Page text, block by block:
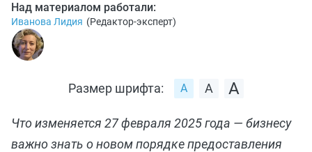
Над материалом работали:
Иванова Лидия (Редактор-эксперт)
Размер шрифта:
Что изменяется 27 февраля 2025 года — бизнесу
важно знать о новом порядке предоставления